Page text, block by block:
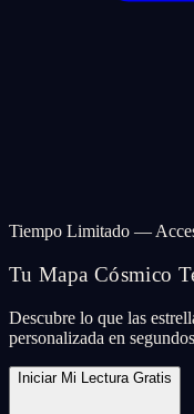
Tiempo Limitado —
Tu Mapa Cósmico
Descubre lo que las
personalizada en
Iniciar Mi Lectura Gratis